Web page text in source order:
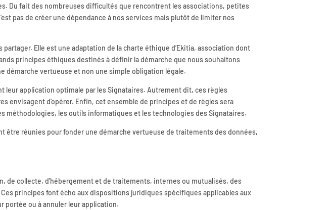
Du fait des nombreuses difficultés que rencontrent les associations, petites
pas de créer une dépendance à nos services mais plutôt de limiter nos
Elle est une adaptation de la charte éthique d’Ekitia, association dont
principes éthiques destinés à définir la démarche que nous souhaitons
démarche vertueuse et non une simple obligation légale.
application optimale par les Signataires. Autrement dit, ces règles
envisagent d’opérer. Enfin, cet ensemble de principes et de règles sera
méthodologies, les outils informatiques et les technologies des Signataires.
réunies pour fonder une démarche vertueuse de traitements des données,
de collecte, d’hébergement et de traitements, internes ou mutualisés, des
principes font écho aux dispositions juridiques spécifiques applicables aux
portée ou à annuler leur application.